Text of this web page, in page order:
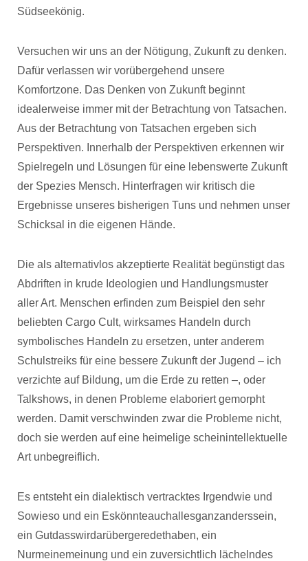
Südseekönig.
Versuchen wir uns an der Nötigung, Zukunft zu denken.
Dafür verlassen wir vorübergehend unsere
Komfortzone. Das Denken von Zukunft beginnt
idealerweise immer mit der Betrachtung von Tatsachen.
Aus der Betrachtung von Tatsachen ergeben sich
Perspektiven. Innerhalb der Perspektiven erkennen wir
Spielregeln und Lösungen für eine lebenswerte Zukunft
der Spezies Mensch. Hinterfragen wir kritisch die
Ergebnisse unseres bisherigen Tuns und nehmen unser
Schicksal in die eigenen Hände.
Die als alternativlos akzeptierte Realität begünstigt das
Abdriften in krude Ideologien und Handlungsmuster
aller Art. Menschen erfinden zum Beispiel den sehr
beliebten Cargo Cult, wirksames Handeln durch
symbolisches Handeln zu ersetzen, unter anderem
Schulstreiks für eine bessere Zukunft der Jugend – ich
verzichte auf Bildung, um die Erde zu retten –, oder
Talkshows, in denen Probleme elaboriert gemorpht
werden. Damit verschwinden zwar die Probleme nicht,
doch sie werden auf eine heimelige scheinintellektuelle
Art unbegreiflich.
Es entsteht ein dialektisch vertracktes Irgendwie und
Sowieso und ein Eskönnteauchallesganzanderssein,
ein Gutdasswirdarübergeredethaben, ein
Nurmeinemeinung und ein zuversichtlich lächelndes